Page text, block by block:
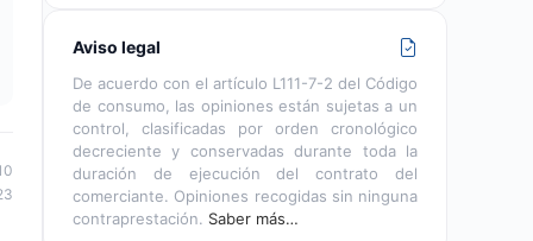
Aviso legal
De acuerdo con el artículo L111-7-2 del Código
de consumo, las opiniones están sujetas a un
control, clasificadas por orden cronológico
decreciente y conservadas durante toda la
duración de ejecución del contrato del
comerciante. Opiniones recogidas sin ninguna
contraprestación. Saber más…